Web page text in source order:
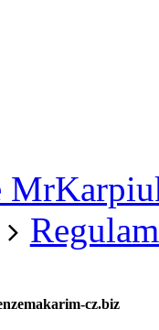
cz.biz